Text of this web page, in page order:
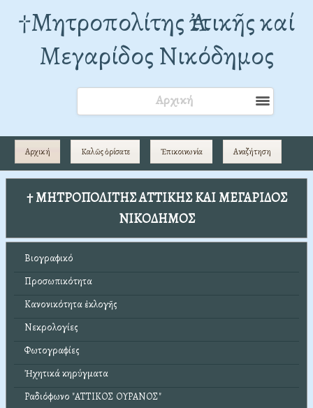
†Mητροπολίτης Ἀττικῆς καί
Μεγαρίδος Νικόδημος
Αρχική
Αρχική Καλῶς ὁρίσατε Ἐπικοινωνία Αναζήτηση
† ΜΗΤΡΟΠΟΛΙΤΗΣ ΑΤΤΙΚΗΣ ΚΑΙ ΜΕΓΑΡΙΔΟΣ
ΝΙΚΟΔΗΜΟΣ
Βιογραφικό
Προσωπικότητα
Κανονικότητα ἐκλογῆς
Νεκρολογίες
Φωτογραφίες
Ἠχητικά κηρύγματα
Ραδιόφωνο "ΑΤΤΙΚΟΣ ΟΥΡΑΝΟΣ"